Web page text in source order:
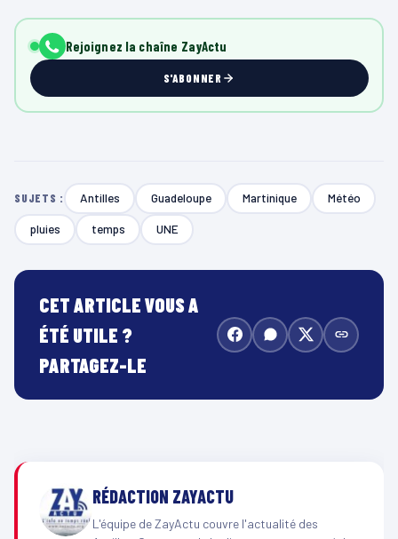
Rejoignez la chaîne ZayActu
S'ABONNER
SUJETS : Antilles Guadeloupe Martinique Météo
pluies temps UNE
CET ARTICLE VOUS A
ÉTÉ UTILE ?
PARTAGEZ-LE
RÉDACTION ZAYACTU
L'équipe de ZayActu couvre l'actualité des